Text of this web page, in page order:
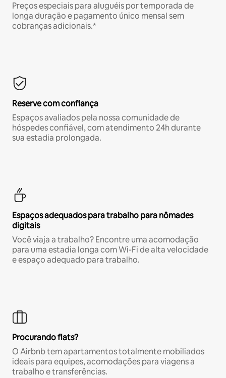
Preços especiais para aluguéis por temporada de
longa duração e pagamento único mensal sem
cobranças adicionais.*
Reserve com confiança
Espaços avaliados pela nossa comunidade de
hóspedes confiável, com atendimento 24h durante
sua estadia prolongada.
Espaços adequados para trabalho para nômades
digitais
Você viaja a trabalho? Encontre uma acomodação
para uma estadia longa com Wi-Fi de alta velocidade
e espaço adequado para trabalho.
Procurando flats?
O Airbnb tem apartamentos totalmente mobiliados
ideais para equipes, acomodações para viagens a
trabalho e transferências.